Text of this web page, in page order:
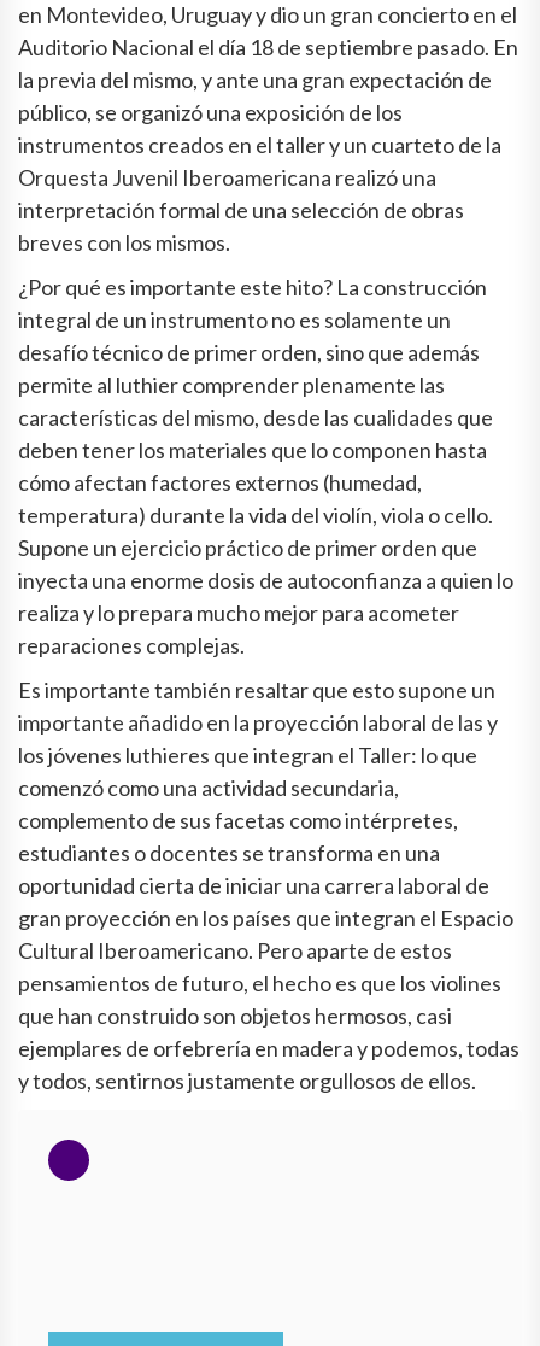
en Montevideo, Uruguay y dio un gran concierto en el
Auditorio Nacional el día 18 de septiembre pasado. En
la previa del mismo, y ante una gran expectación de
público, se organizó una exposición de los
instrumentos creados en el taller y un cuarteto de la
Orquesta Juvenil Iberoamericana realizó una
interpretación formal de una selección de obras
breves con los mismos.
¿Por qué es importante este hito? La construcción
integral de un instrumento no es solamente un
desafío técnico de primer orden, sino que además
permite al luthier comprender plenamente las
características del mismo, desde las cualidades que
deben tener los materiales que lo componen hasta
cómo afectan factores externos (humedad,
temperatura) durante la vida del violín, viola o cello.
Supone un ejercicio práctico de primer orden que
inyecta una enorme dosis de autoconfianza a quien lo
realiza y lo prepara mucho mejor para acometer
reparaciones complejas.
Es importante también resaltar que esto supone un
importante añadido en la proyección laboral de las y
los jóvenes luthieres que integran el Taller: lo que
comenzó como una actividad secundaria,
complemento de sus facetas como intérpretes,
estudiantes o docentes se transforma en una
oportunidad cierta de iniciar una carrera laboral de
gran proyección en los países que integran el Espacio
Cultural Iberoamericano. Pero aparte de estos
pensamientos de futuro, el hecho es que los violines
que han construido son objetos hermosos, casi
ejemplares de orfebrería en madera y podemos, todas
y todos, sentirnos justamente orgullosos de ellos.